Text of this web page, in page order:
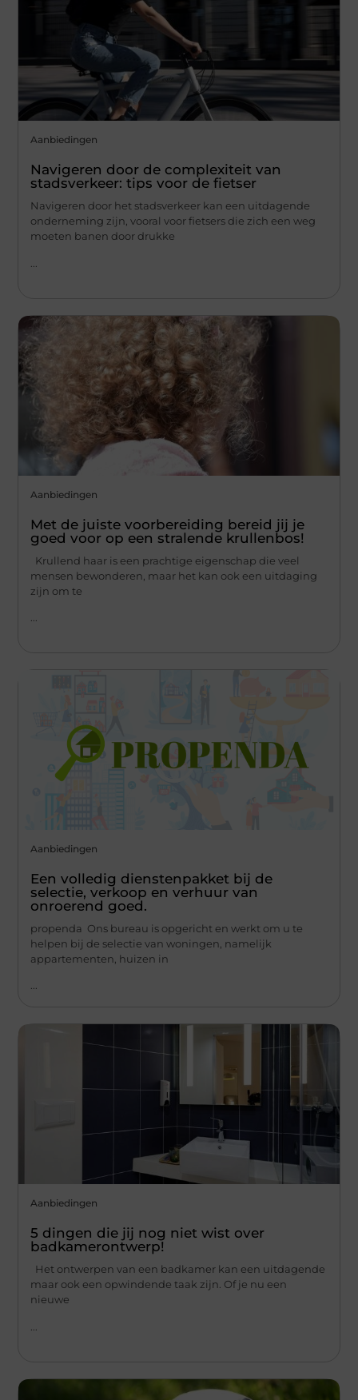
Aanbiedingen
Navigeren door de complexiteit van
stadsverkeer: tips voor de fietser
Navigeren door het stadsverkeer kan een uitdagende
onderneming zijn, vooral voor fietsers die zich een weg
moeten banen door drukke
Aanbiedingen
Met de juiste voorbereiding bereid jij je
goed voor op een stralende krullenbos!
Krullend haar is een prachtige eigenschap die veel
mensen bewonderen, maar het kan ook een uitdaging
zijn om te
Aanbiedingen
Een volledig dienstenpakket bij de
selectie, verkoop en verhuur van
onroerend goed.
propenda Ons bureau is opgericht en werkt om u te
helpen bij de selectie van woningen, namelijk
appartementen, huizen in
...
Aanbiedingen
5 dingen die jij nog niet wist over
badkamerontwerp!
Het ontwerpen van een badkamer kan een uitdagende
maar ook een opwindende taak zijn. Of je nu een
nieuwe